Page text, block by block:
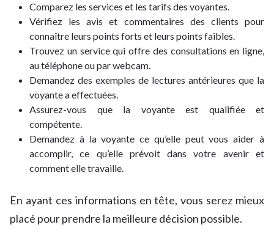
Comparez les services et les tarifs des voyantes.
Vérifiez les avis et commentaires des clients pour
connaître leurs points forts et leurs points faibles.
Trouvez un service qui offre des consultations en ligne,
au téléphone ou par webcam.
Demandez des exemples de lectures antérieures que la
voyante a effectuées.
Assurez-vous que la voyante est qualifiée et
compétente.
Demandez à la voyante ce qu’elle peut vous aider à
accomplir, ce qu’elle prévoit dans votre avenir et
comment elle travaille.
En ayant ces informations en tête, vous serez mieux
placé pour prendre la meilleure décision possible.